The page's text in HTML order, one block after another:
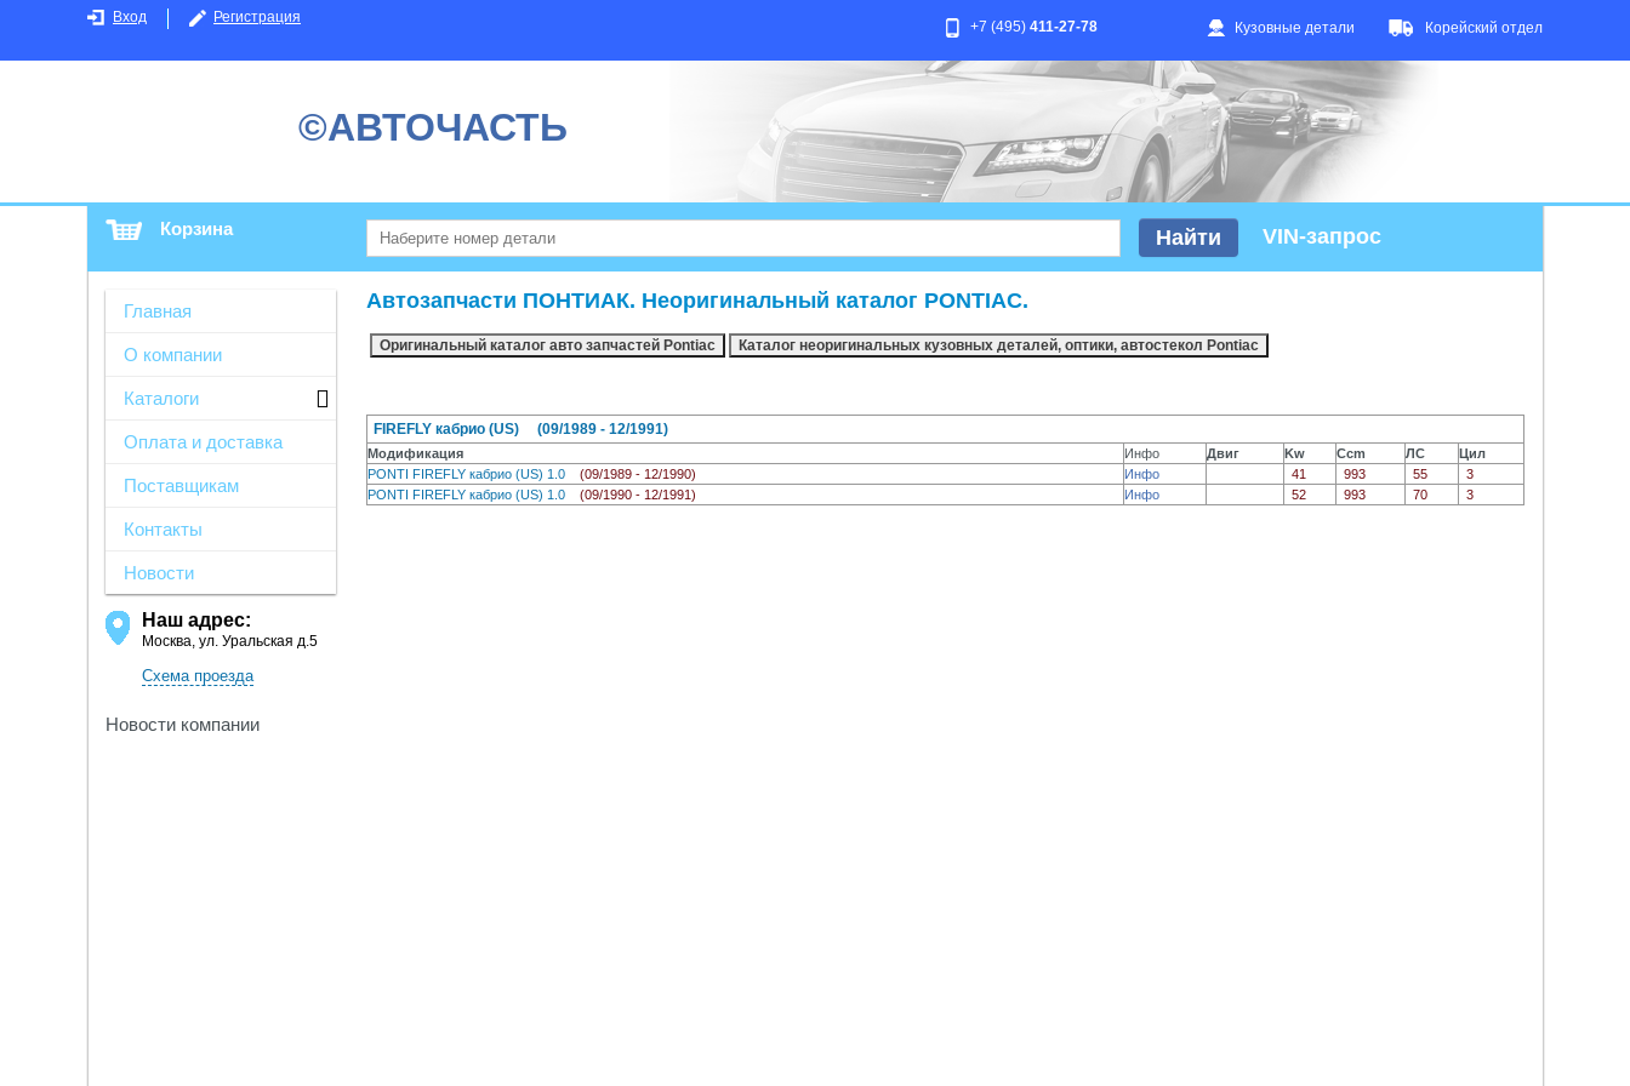
Вход Регистрация
Кузовные детали Корейский отдел
+7 (495) 411-27-78
©АВТОЧАСТЬ
Корзина VIN-запрос
Главная
О компании
Каталоги
Оплата и доставка
Поставщикам
Контакты
Новости
Наш адрес:
Москва, ул. Уральская д.5
Схема проезда
Новости компании
Автозапчасти ПОНТИАК. Неоригинальный каталог PONTIAC.
FIREFLY кабрио (US) (09/1989 - 12/1991)
Модификация Инфо Двиг Kw Ccm ЛС
Цил
PONTI FIREFLY кабрио (US) 1.0 (09/1989 - 12/1990) Инфо 41 993 55
3
PONTI FIREFLY кабрио (US) 1.0 (09/1990 - 12/1991) Инфо 52 993 70 3